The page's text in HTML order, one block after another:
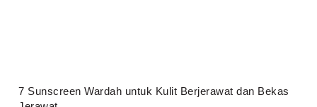
7 Sunscreen Wardah untuk Kulit Berjerawat dan Bekas